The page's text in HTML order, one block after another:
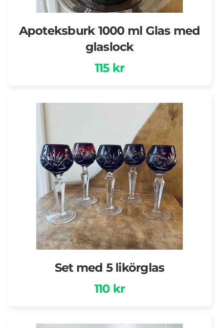
Apoteksburk 1000 ml Glas med
glaslock
115 kr
Set med 5 likörglas
110 kr